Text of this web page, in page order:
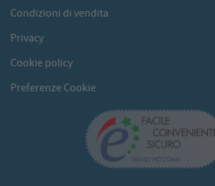
Condizioni di vendita
Privacy
Cookie policy
Preferenze Cookie